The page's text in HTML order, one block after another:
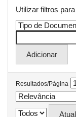
Utilizar filtros
Resultados/Página